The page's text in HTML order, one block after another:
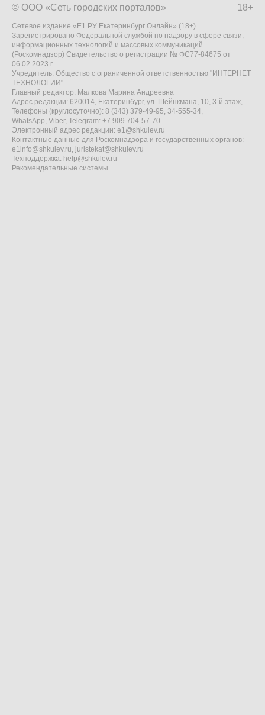
18+
© ООО «Сеть городских порталов»
Сетевое издание «Е1.РУ Екатеринбург Онлайн» (18+)
Зарегистрировано Федеральной службой по надзору в сфере связи,
информационных технологий и массовых коммуникаций
(Роскомнадзор) Свидетельство о регистрации № ФС77-84675 от
06.02.2023 г.
Учредитель: Общество с ограниченной ответственностью "ИНТЕРНЕТ
ТЕХНОЛОГИИ"
Главный редактор: Малкова Марина Андреевна
Адрес редакции: 620014, Екатеринбург, ул. Шейнкмана, 10, 3-й этаж,
Телефоны (круглосуточно): 8 (343) 379-49-95, 34-555-34,
WhatsApp, Viber, Telegram: +7 909 704-57-70
Электронный адрес редакции: e1@shkulev.ru
Контактные данные для Роскомнадзора и государственных органов:
e1info@shkulev.ru, juristekat@shkulev.ru
Техподдержка: help@shkulev.ru
Рекомендательные системы